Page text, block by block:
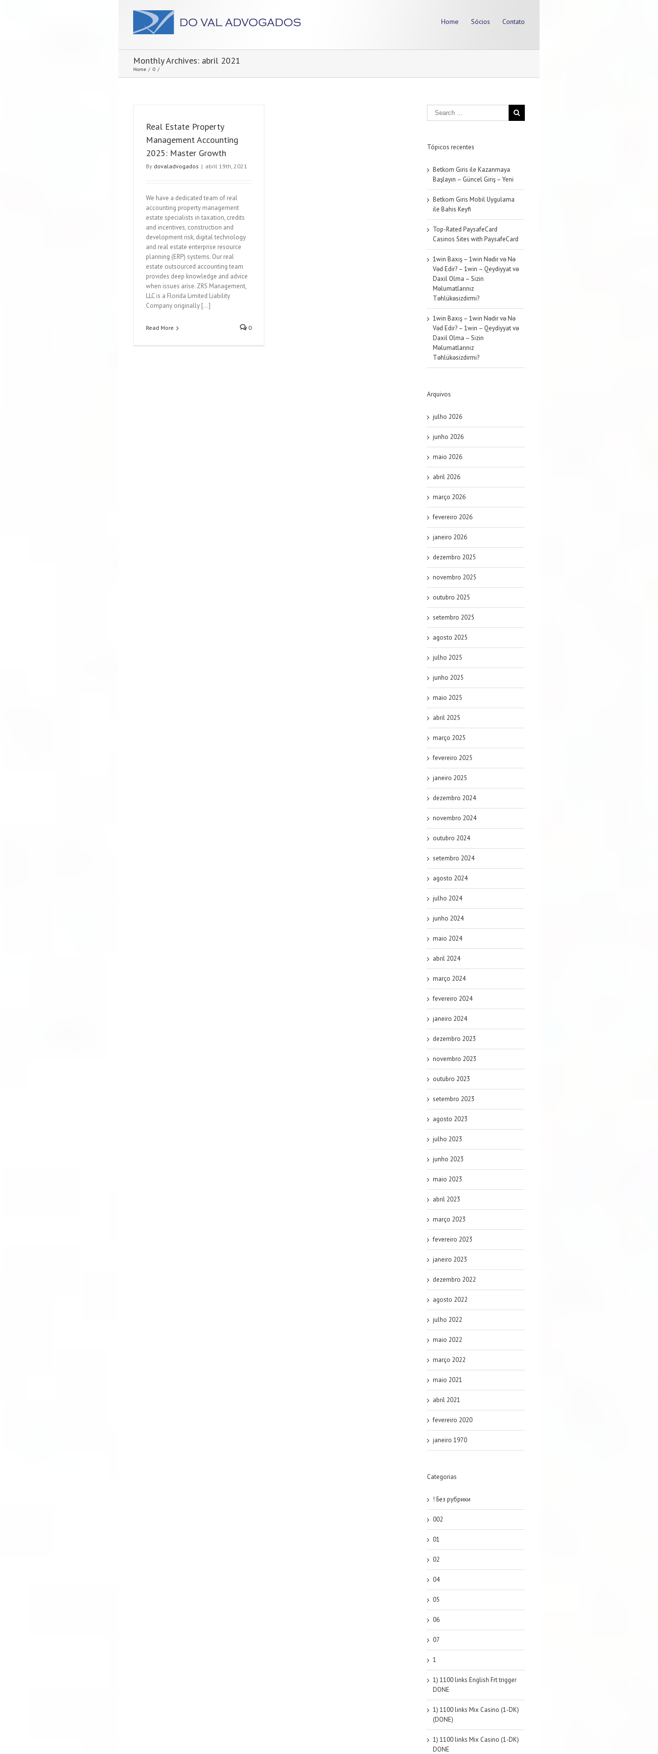
Home Sócios Contato
Monthly Archives: abril 2021
Home / 0 /
Real Estate Property
Management Accounting
2025: Master Growth
By dovaladvogados | abril 19th, 2021
We have a dedicated team of real
accounting property management
estate specialists in taxation, credits
and incentives, construction and
development risk, digital technology
and real estate enterprise resource
planning (ERP) systems. Our real
estate outsourced accounting team
provides deep knowledge and advice
when issues arise. ZRS Management,
LLC is a Florida Limited Liability
Company originally […]
Read More 0
Tópicos recentes
Betkom Giris ile Kazanmaya
Başlayın – Güncel Giriş – Yeni
Betkom Giris Mobil Uygulama
ile Bahis Keyfi
Top-Rated PaysafeCard
Casinos Sites with PaysafeCard
1win Baxış – 1win Nədir və Nə
Vəd Edir? – 1win – Qeydiyyat və
Daxil Olma – Sizin
Məlumatlarınız
Təhlükəsizdirmi?
1win Baxış – 1win Nədir və Nə
Vəd Edir? – 1win – Qeydiyyat və
Daxil Olma – Sizin
Məlumatlarınız
Təhlükəsizdirmi?
Arquivos
julho 2026
junho 2026
maio 2026
abril 2026
março 2026
fevereiro 2026
janeiro 2026
dezembro 2025
novembro 2025
outubro 2025
setembro 2025
agosto 2025
julho 2025
junho 2025
maio 2025
abril 2025
março 2025
fevereiro 2025
janeiro 2025
dezembro 2024
novembro 2024
outubro 2024
setembro 2024
agosto 2024
julho 2024
junho 2024
maio 2024
abril 2024
março 2024
fevereiro 2024
janeiro 2024
dezembro 2023
novembro 2023
outubro 2023
setembro 2023
agosto 2023
julho 2023
junho 2023
maio 2023
abril 2023
março 2023
fevereiro 2023
janeiro 2023
dezembro 2022
agosto 2022
julho 2022
maio 2022
março 2022
maio 2021
abril 2021
fevereiro 2020
janeiro 1970
Categorias
! Без рубрики
002
01
02
04
05
06
07
1
1) 1100 links English Frt trigger
DONE
1) 1100 links Mix Casino (1-DK)
(DONE)
1) 1100 links Mix Casino (1-DK)
DONE